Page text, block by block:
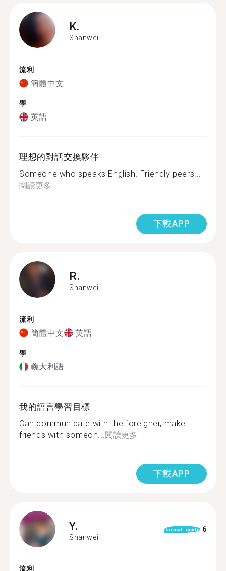
K.
Shanwei
流利
簡體中文
學
英語
理想的對話交換夥伴
Someone who speaks English. Friendly peers...
閱讀更多
下載APP
R.
Shanwei
流利
簡體中文 英語
學
義大利語
我的語言學習目標
Can communicate with the foreigner, make
friends with someon...閱讀更多
下載APP
Y.
Shanwei
format_quote 6
流利